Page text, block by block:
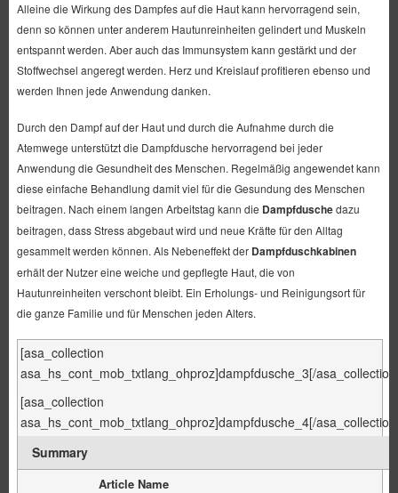
Alleine die Wirkung des Dampfes auf die Haut kann hervorragend sein,
denn so können unter anderem Hautunreinheiten gelindert und Muskeln
entspannt werden. Aber auch das Immunsystem kann gestärkt und der
Stoffwechsel angeregt werden. Herz und Kreislauf profitieren ebenso und
werden Ihnen jede Anwendung danken.
Durch den Dampf auf der Haut und durch die Aufnahme durch die
Atemwege unterstützt die Dampfdusche hervorragend bei jeder
Anwendung die Gesundheit des Menschen. Regelmäßig angewendet kann
diese einfache Behandlung damit viel für die Gesundung des Menschen
beitragen. Nach einem langen Arbeitstag kann die Dampfduschedazu
beitragen, dass Stress abgebaut wird und neue Kräfte für den Alltag
gesammelt werden können. Als Nebeneffekt der Dampfduschkabinen
erhält der Nutzer eine weiche und gepflegte Haut, die von
Hautunreinheiten verschont bleibt. Ein Erholungs- und Reinigungsort für
die ganze Familie und für Menschen jeden Alters.
[asa_collection
asa_hs_cont_mob_txtlang_ohproz]dampfdusche_3[/
[asa_collection
asa_hs_cont_mob_txtlang_ohproz]dampfdusche_4[/
Summary
Article Name